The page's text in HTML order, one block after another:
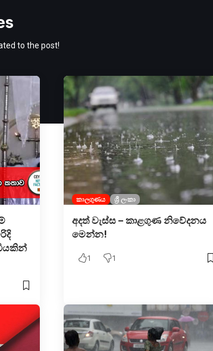
to the post!
කාලගුණය ශ්‍රී ලංකා
අදත් වැස්ස – කාළගුණ නිවේදනය
මෙන්න!
1 1